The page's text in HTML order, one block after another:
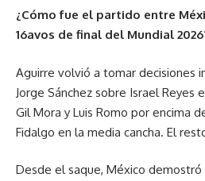
¿Cómo fue el partido entre
16avos de final del Mundial
Aguirre volvió a tomar decisiones
Jorge Sánchez sobre Israel Reyes
Gil Mora y Luis Romo por encima
Fidalgo en la media cancha. El
Desde el saque, México